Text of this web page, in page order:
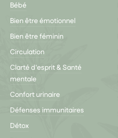
Bébé
Bien être émotionnel
Bien être féminin
Circulation
Clarté d'esprit & Santé
mentale
Confort urinaire
Défenses immunitaires
Détox